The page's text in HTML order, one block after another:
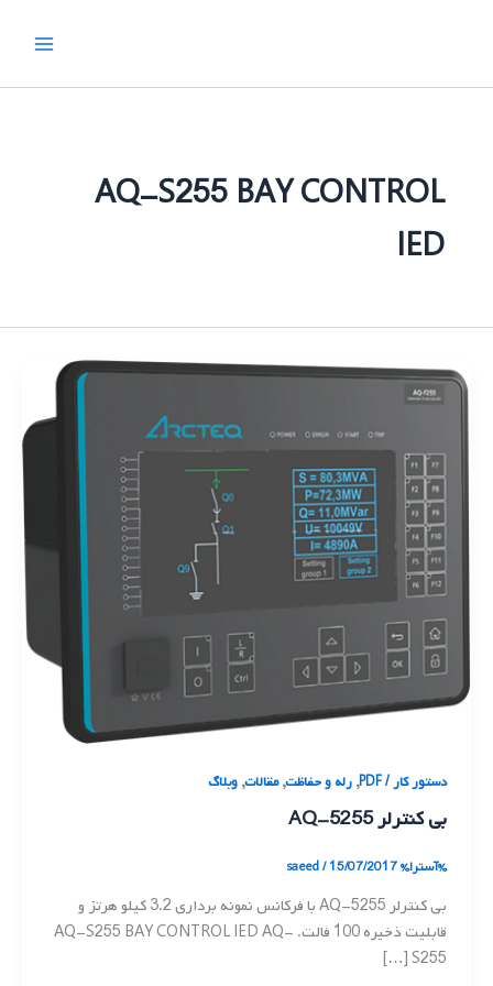
AQ-S255 BAY CONTROL
IED
دستور کار / PDF , رله و حفاظت,مقالات, وبلاگ
بی کنترلر AQ-5255
%آسترا% saeed/15/07/2017
بی کنترلر AQ-5255 با فرکانس نمونه برداری 3.2 کیلو هرتز و
قابلیت ذخیره 100 فالت. AQ-S255 BAY CONTROL IED AQ-
S255 […]